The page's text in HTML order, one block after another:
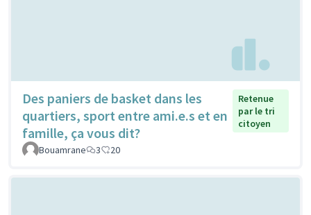
Des paniers de basket dans les
quartiers, sport entre ami.e.s et en
famille, ça vous dit?
Retenue
par le tri
citoyen
Bouamrane 3 20